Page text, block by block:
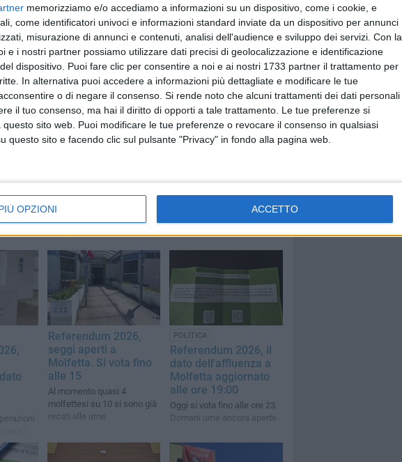
memorizziamo e/o accediamo a informazioni su un dispositivo, come i cookie, e
come identificatori univoci e informazioni standard inviate da un dispositivo per annunci
misurazione di annunci e contenuti, analisi dell'audience e sviluppo dei servizi. Con la
e i nostri partner possiamo utilizzare dati precisi di geolocalizzazione e identificazione
dispositivo. Puoi fare clic per consentire a noi e ai nostri 1733 partner il trattamento per
In alternativa puoi accedere a informazioni più dettagliate e modificare le tue
o di negare il consenso. Si rende noto che alcuni trattamenti dei dati personali
il tuo consenso, ma hai il diritto di opporti a tale trattamento. Le tue preferenze si
sito web. Puoi modificare le tue preferenze o revocare il consenso in qualsiasi
questo sito e facendo clic sul pulsante "Privacy" in fondo alla pagina web.
OPZIONI ACCETTO
9 AGOSTO 2026
Al via a Molfetta una ricerca per
rintracciare le allieve del maestro
scalpellino Antonio De Cesare
Referendum 2026,
seggi aperti a
Molfetta. Si vota fino
alle 15
Al momento quasi 4
molfettesi su 10 si sono già
recati alle urne
POLITICA
Referendum 2026, il
dato dell'affluenza a
Molfetta aggiornato
alle ore 19:00
Oggi si vota fino alle ore 23.
Domani urne ancora aperte